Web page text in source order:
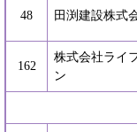
48 田渕建設株式
162
株式会社ライ
ン